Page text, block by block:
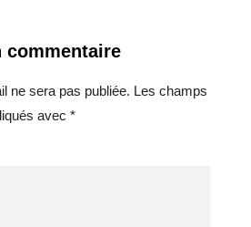
commentaire
ne sera pas publiée. Les champs
avec *